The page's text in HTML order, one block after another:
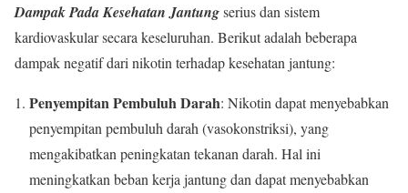
Dampak Pada Kesehatan Jantungserius dan sistem
kardiovaskular secara keseluruhan. Berikut adalah beberapa
dampak negatif dari nikotin terhadap kesehatan jantung:
Penyempitan Pembuluh Darah: Nikotin dapat menyebabkan
penyempitan pembuluh darah (vasokonstriksi), yang
mengakibatkan peningkatan tekanan darah. Hal ini
meningkatkan beban kerja jantung dan dapat menyebabkan